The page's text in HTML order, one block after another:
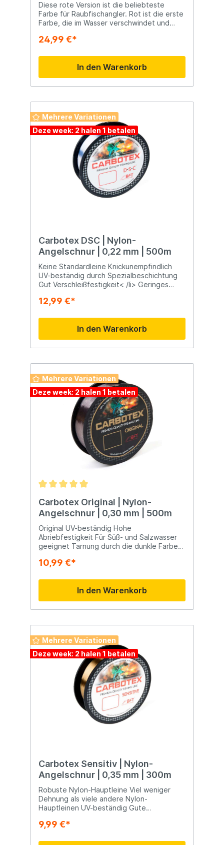
Diese rote Version ist die beliebteste
Farbe für Raubfischangler. Rot ist die erste
Farbe, die im Wasser verschwindet und
ist. Besonders beim Fischen im flachen
roten Variante. Über Wasser ist diese Linie
deutlich sichtbar, unter Wasser jedoch
nicht.
24,99 €*
In den Warenkorb
Mehrere Variationen
Deze week: 2 halen 1 betalen
Carbotex DSC | Nylon-
Angelschnur | 0,22 mm | 500m
Keine Standardleine Knickunempfindlich
UV-beständig durch Spezialbeschichtung
Gut Verschleißfestigkeit< /li> Geringes
Knoten Geeignet für Süß- und Salzwasser
speziellen DHC-Außenmantel ergeben sich
zahlreiche Vorteile, wie z. B. eine längere
Lebensdauer, kein Spannungsabbau am
Knoten und eine sehr hohe
die DHC Carbotex eine sehr schöne Schnur
für einen anspruchsvollen Angler!
12,99 €*
In den Warenkorb
Mehrere Variationen
Deze week: 2 halen 1 betalen
Carbotex Original | Nylon-
Angelschnur | 0,30 mm | 500m
Original UV-beständig Hohe
Abriebfestigkeit Für Süß- und Salzwasser
geeignet Tarnung durch die dunkle Farbe
Angelschnur mit einer beachtlich hohen
mehrere Fischereien geeignet und verfügt
über hervorragende Wurfeigenschaften.
Gute Schnur zu einem sehr guten Preis!
10,99 €*
In den Warenkorb
Mehrere Variationen
Deze week: 2 halen 1 betalen
Carbotex Sensitiv | Nylon-
Angelschnur | 0,35 mm | 300m
Robuste Nylon-Hauptleine Viel weniger
Dehnung als viele andere Nylon-
Hauptleinen UV-beständig Gute
Zugkraft Einfach gut, für einen einfach
9,99 €*